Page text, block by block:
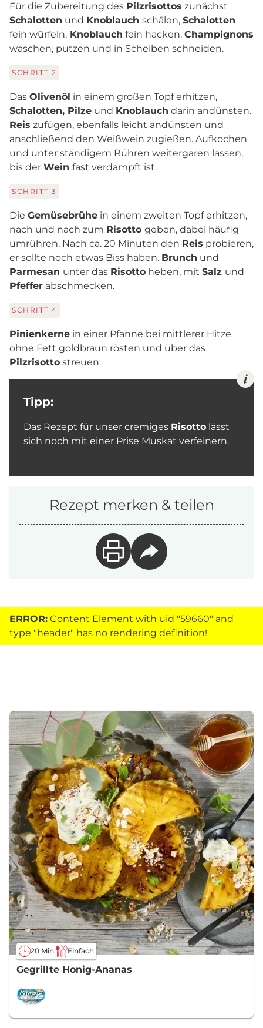
Für die Zubereitung des Pilzrisottos zunächst
Schalotten und Knoblauch schälen, Schalotten
fein würfeln, Knoblauch fein hacken. Champignons
waschen, putzen und in Scheiben schneiden.
SCHRITT 2
Das Olivenöl in einem großen Topf erhitzen,
Schalotten, Pilze und Knoblauch darin andünsten.
Reis zufügen, ebenfalls leicht andünsten und
anschließend den Weißwein zugießen. Aufkochen
und unter ständigem Rühren weitergaren lassen,
bis der Wein fast verdampft ist.
SCHRITT 3
Die Gemüsebrühe in einem zweiten Topf erhitzen,
nach und nach zum Risotto geben, dabei häufig
umrühren. Nach ca. 20 Minuten den Reis probieren,
er sollte noch etwas Biss haben. Brunch und
Parmesan unter das Risotto heben, mit Salz und
Pfeffer abschmecken.
SCHRITT 4
Pinienkerne in einer Pfanne bei mittlerer Hitze
ohne Fett goldbraun rösten und über das
Pilzrisotto streuen.
Tipp:
Das Rezept für unser cremiges Risotto lässt
sich noch mit einer Prise Muskat verfeinern.
Rezept merken & teilen
ERROR: Content Element with uid "59660" and
type "header" has no rendering definition!
20 Min. Einfach
Gegrillte Honig-Ananas